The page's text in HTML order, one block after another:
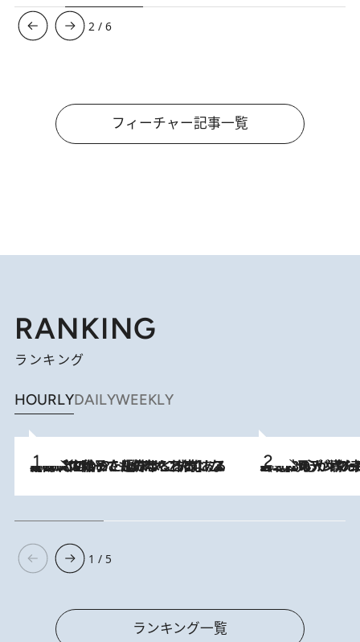
3 /6
フィーチャー記事一覧
RANKING
ランキング
HOURLYDAILYWEEKLY
2026.8.5
【阿川佐和子さんの年とる力】なぜ70代で始めた趣味は“こんなに楽しい”のか？ ピアノ、俳句…スランプに陥っても続けられる“ある秘訣”とは 2026.8.8
《北欧の人々の幸福度が高いのは…》元デンマーク親善大使が出会った“心が満たされる暮らし”「いいかげんにヒュッゲしなさい！」
1 / 5
ランキング一覧